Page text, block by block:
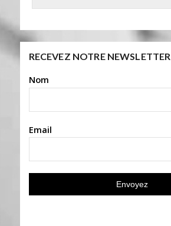
RECEVEZ NOTRE NEWSLETTER
Nom
Email